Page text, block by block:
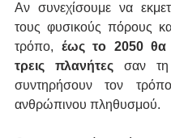
Αν συνεχίσουμε να
τους φυσικούς πόρους
τρόπο, έως το 2050 θα
τρεις πλανήτες σαν
συντηρήσουν τον
ανθρώπινου πληθυσμού.